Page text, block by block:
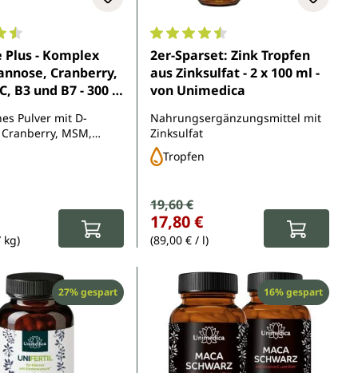
Bewertung von 4.5 von 5 Sternen
Plus - Komplex
Cranberry,
B3 und B7 - 300 g
Pulver mit D-
MSM,
Mineralstoffen und
kg)
Durchschnittliche Bewertung von
2er-Sparset: Zink Tropfen
aus Zinksulfat - 2 x 100 ml -
von Unimedica
Nahrungsergänzungsmittel mit
Zinksulfat
Tropfen
Verkaufspreis:
Regulärer Preis:
19,60 €
17,80 €
(89,00 € / l)
Rabatt
27% gespart Rabatt
16% gespart